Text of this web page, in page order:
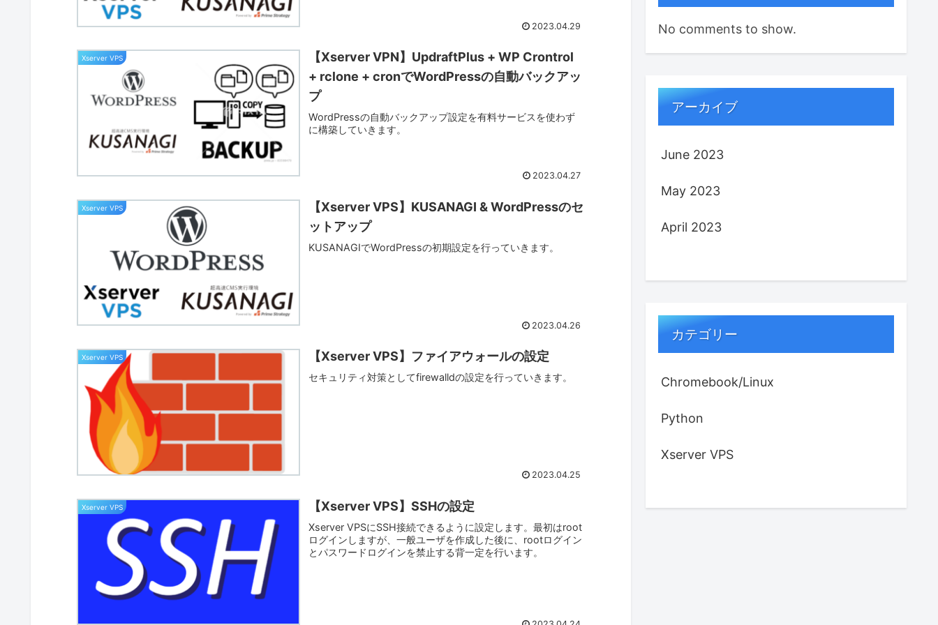
2023.04.29
Xserver VPS
【Xserver VPN】UpdraftPlus + WP Crontrol
+ rclone + cronでWordPressの自動バックアッ
プ
WordPressの自動バックアップ設定を有料サービスを使わず
に構築していきます。
2023.04.27
Xserver VPS
【Xserver VPS】KUSANAGI & WordPressのセ
ットアップ
KUSANAGIでWordPressの初期設定を行っていきます。
2023.04.26
Xserver VPS 【Xserver VPS】ファイアウォールの設定
セキュリティ対策としてfirewalldの設定を行っていきます。
2023.04.25
Xserver VPS 【Xserver VPS】SSHの設定
Xserver VPSにSSH接続できるように設定します。最初はroot
ログインしますが、一般ユーザを作成した後に、rootログイン
とパスワードログインを禁止する背一定を行います。
No comments to show.
アーカイブ
June 2023
May 2023
April 2023
カテゴリー
Chromebook/Linux
Python
Xserver VPS